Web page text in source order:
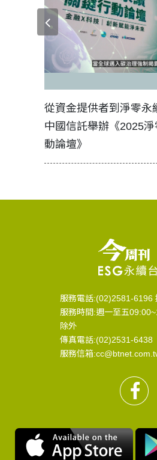
從資金提供者到淨零永
中國信託舉辦《2025
動論壇》
服務電話:(02)2581-6196
服務時間:週一至五
除外
傳真電話:(02)2531-6438
服務信箱